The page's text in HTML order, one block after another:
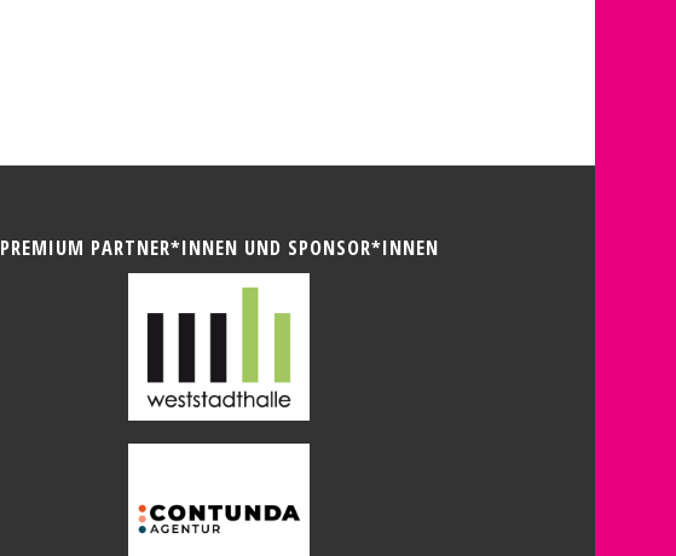
PREMIUM PARTNER*INNEN UND SPONSOR*INNEN